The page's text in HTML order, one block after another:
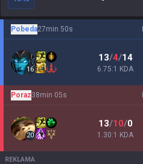
Pobeda27min 50s
16
13/4/14
6.75:1 KDA
Poraz38min 05s
20
13/10/0
1.30:1 KDA
REKLAMA